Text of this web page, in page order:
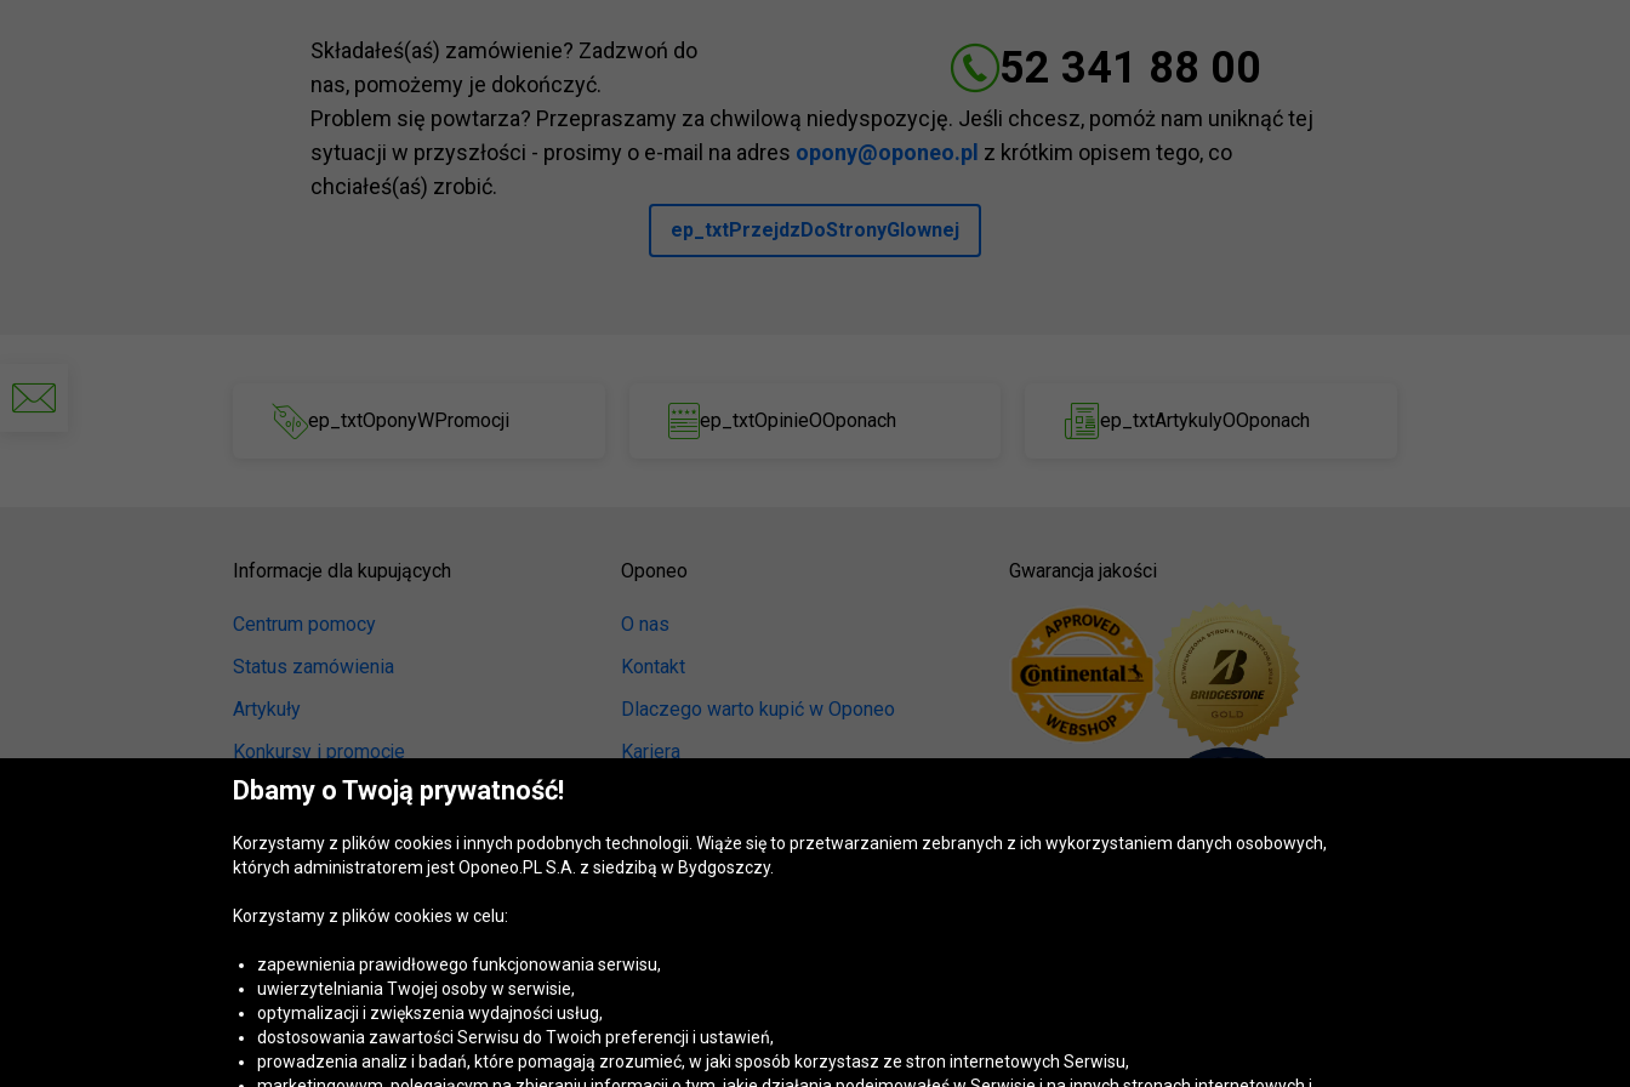
Składałeś(aś) zamówienie? Zadzwoń do
nas, pomożemy je dokończyć.
52 341 88 00
Problem się powtarza? Przepraszamy za chwilową niedyspozycję. Jeśli chcesz, pomóż nam uniknąć tej
sytuacji w przyszłości - prosimy o e-mail na adres opony@oponeo.pl z krótkim opisem tego, co
chciałeś(aś) zrobić.
ep_txtPrzejdzDoStronyGlownej
ep_txtOponyWPromocji ep_txtOpinieOOponach ep_txtArtykulyOOponach
Informacje dla kupujących
Centrum pomocy
Status zamówienia
Artykuły
Konkursy i promocje
Odstąpienie od umowy
Reklamacja gwarancyjna
Opinie o oponach
Akt o usługach cyfrowych(DSA)
Dostępność cyfrowa
Oponeo
O nas
Kontakt
Dlaczego warto kupić w Oponeo
Kariera
Biuro prasowe
Kręci nas recykling
Mapa fotoradarów
Ustawienia cookies
Gwarancja jakości
Dbamy o Twoją prywatność!
Korzystamy z plików cookies i innych podobnych technologii. Wiąże się to przetwarzaniem zebranych z ich wykorzystaniem danych osobowych,
których administratorem jest Oponeo.PL S.A. z siedzibą w Bydgoszczy.
Korzystamy z plików cookies w celu:
zapewnienia prawidłowego funkcjonowania serwisu,
uwierzytelniania Twojej osoby w serwisie,
optymalizacji i zwiększenia wydajności usług,
dostosowania zawartości Serwisu do Twoich preferencji i ustawień,
prowadzenia analiz i badań, które pomagają zrozumieć, w jaki sposób korzystasz ze stron internetowych Serwisu,